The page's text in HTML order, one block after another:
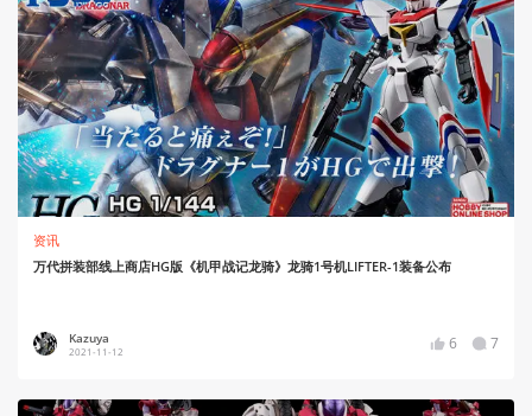
资讯
万代拼装部线上商店HG版《机甲战记龙骑》龙骑1号机LIFTER-1装备公布
Kazuya
2021-11-12 6 7